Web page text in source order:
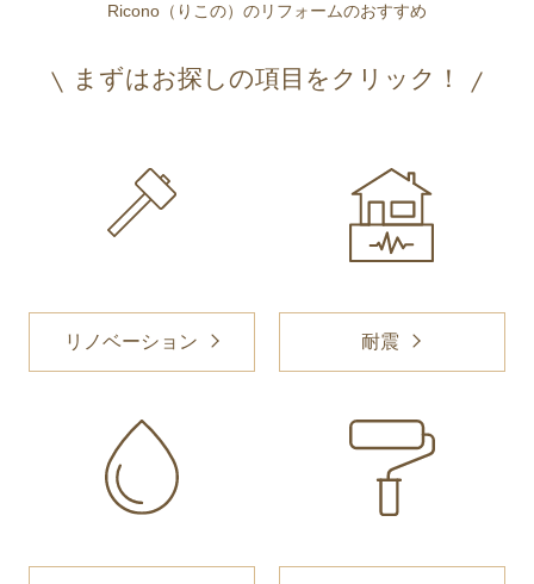
Ricono（りこの）のリフォームのおすすめ
まずはお探しの項目をクリック！
リノベーション 耐震